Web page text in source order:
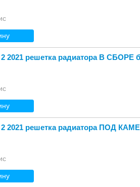
2021 решетка радиатора В СБОРЕ
2 2021 решетка радиатора ПОД